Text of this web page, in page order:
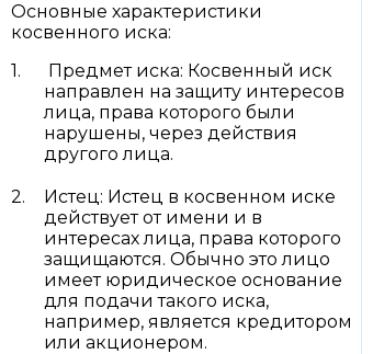
Основные характеристики
косвенного иска:
Предмет иска: Косвенный иск
направлен на защиту интересов
лица, права которого были
нарушены, через действия
другого лица.
Истец: Истец в косвенном иске
действует от имени и в
интересах лица, права которого
защищаются. Обычно это лицо
имеет юридическое основание
для подачи такого иска,
например, является кредитором
или акционером.